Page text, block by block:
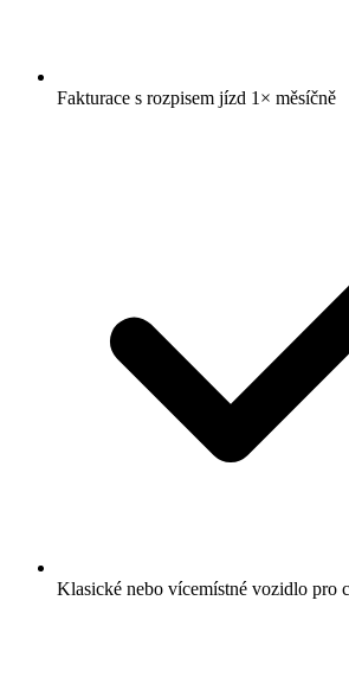
Fakturace s rozpisem jízd 1× měsíčně
Klasické nebo vícemístné vozidlo pro